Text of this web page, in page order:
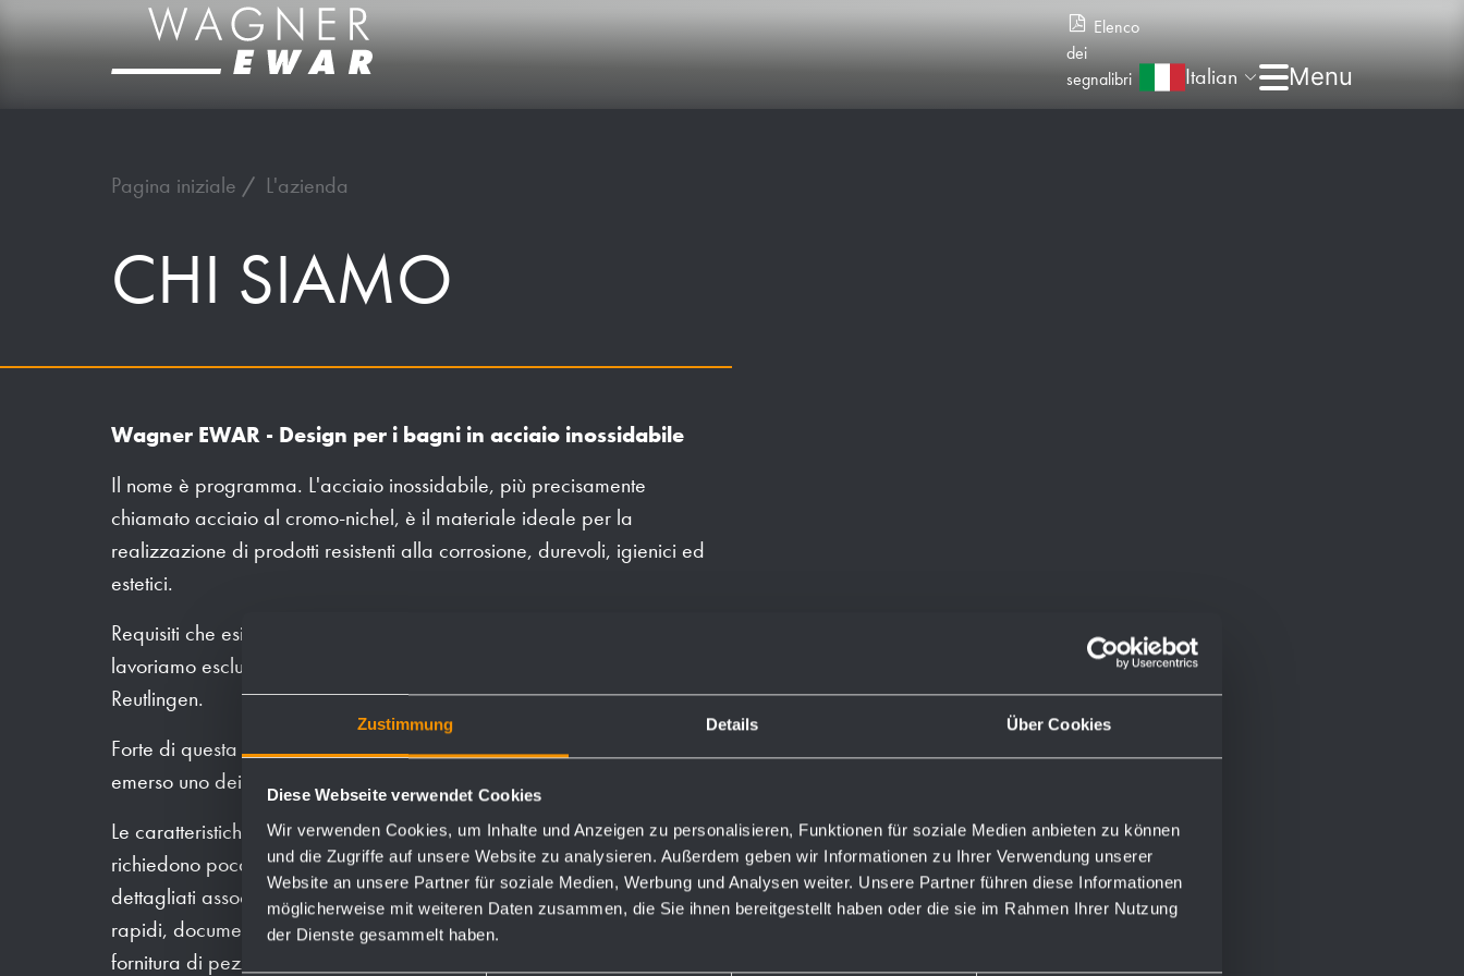
Zustimmung Details Über Cookies
Diese Webseite verwendet Cookies
Wir verwenden Cookies, um Inhalte und Anzeigen zu personalisieren, Funktionen für soziale Medien anbieten zu können
und die Zugriffe auf unsere Website zu analysieren. Außerdem geben wir Informationen zu Ihrer Verwendung unserer
Website an unsere Partner für soziale Medien, Werbung und Analysen weiter. Unsere Partner führen diese Informationen
möglicherweise mit weiteren Daten zusammen, die Sie ihnen bereitgestellt haben oder die sie im Rahmen Ihrer Nutzung
der Dienste gesammelt haben.
Elenco
dei
segnalibri
Italian
Pagina iniziale L'azienda
CHI SIAMO
Wagner EWAR - Design per i bagni in acciaio inossidabile
Il nome è programma. L'acciaio inossidabile, più precisamente
chiamato acciaio al cromo-nichel, è il materiale ideale per la
realizzazione di prodotti resistenti alla corrosione, durevoli, igienici ed
estetici.
Requisiti che esistono in particolare nei bagni commerciali. Dal 1974
lavoriamo esclusivamente questo bellissimo materiale nella sede di
Reutlingen.
Forte di questa esperienza e in costante scambio con i nostri clienti, è
emerso uno dei programmi più ampi sul mercato fino ad oggi.
Le caratteristiche dei nostri prodotti sono: costruzioni robuste, che
richiedono poca manutenzione e guasti, documenti di progettazione
dettagliati associati, dati di prodotto standardizzati, tempi di consegna
rapidi, documenti di calcolo trasparenti, possibilità di riordino e
fornitura di pezzi di ricambio per diversi anni, dotazione di fornitura